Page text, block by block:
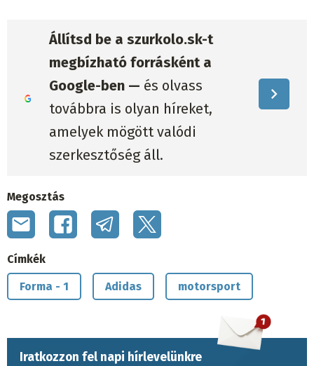
Állítsd be a szurkolo.sk-t
megbízható forrásként a
Google-ben — és olvass
továbbra is olyan híreket,
amelyek mögött valódi
szerkesztőség áll.
Megosztás
Címkék
Forma - 1 Adidas motorsport
Iratkozzon fel napi hírlevelünkre